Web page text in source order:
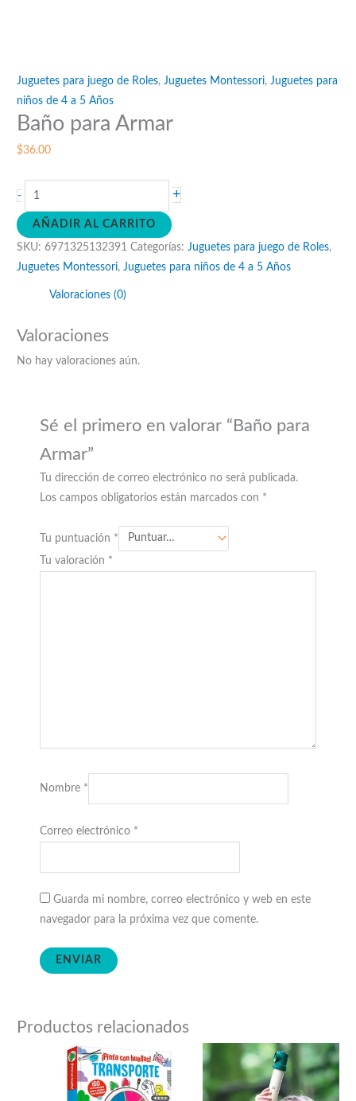
Juguetes para juego de Roles,Juguetes Montessori,Juguetes para
niños de 4 a 5 Años
Baño para Armar
$36.00
-
Baño
para
Armar
cantidad
+
AÑADIR AL CARRITO
SKU:6971325132391 Categorías:Juguetes para juego de Roles,
Juguetes Montessori,Juguetes para niños de 4 a 5 Años
Valoraciones (0)
Valoraciones
No hay valoraciones aún.
Sé el primero en valorar “Baño para
Armar”
Tu dirección de correo electrónico no será publicada.
Los campos obligatorios están marcados con *
Tu puntuación *
Tu valoración *
Nombre *
Correo electrónico *
Guarda mi nombre, correo electrónico y web en este
navegador para la próxima vez que comente.
Productos relacionados